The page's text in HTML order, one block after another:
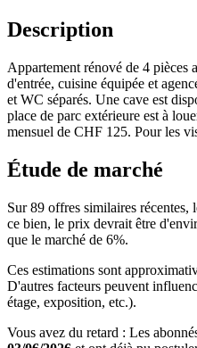
Description
Appartement rénové de 4 pièces
d'entrée, cuisine équipée et
et WC séparés. Une cave est
place de parc extérieure est à
mensuel de CHF 125. Pour les
Étude de marché
Sur 89 offres similaires récentes,
ce bien, le prix devrait être
que le marché de 6%.
Ces estimations sont
D'autres facteurs peuvent
étage, exposition, etc.).
Vous avez du retard : Les